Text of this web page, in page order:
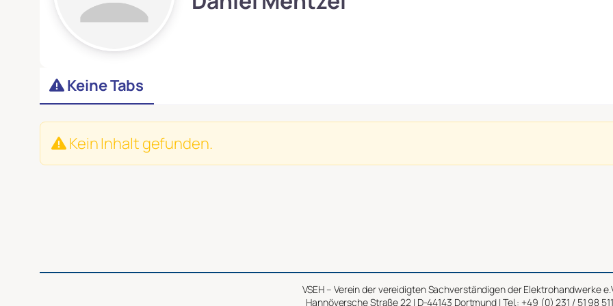
Keine Tabs
Kein Inhalt gefunden.
VSEH – Verein der vereidigten Sachverständigen der Elektrohandwerke
Hannöversche Straße 22 | D-44143 Dortmund | Tel.: +49 (0) 231 / 51 98 511